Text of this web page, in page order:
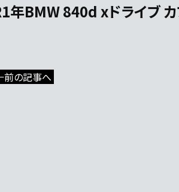
年BMW 840d xドライブ
の記事へ